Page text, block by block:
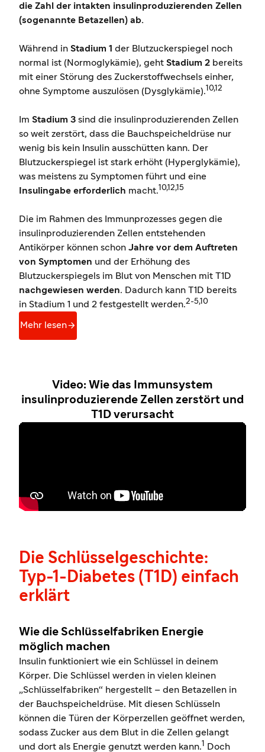
die Zahl der intakten insulinproduzierenden Zellen
(sogenannte Betazellen) ab.
Während in Stadium 1 der Blutzuckerspiegel noch
normal ist (Normoglykämie), geht Stadium 2 bereits
mit einer Störung des Zuckerstoffwechsels einher,
ohne Symptome auszulösen (Dysglykämie).10,12
Im Stadium 3 sind die insulinproduzierenden Zellen
so weit zerstört, dass die Bauchspeicheldrüse nur
wenig bis kein Insulin ausschütten kann. Der
Blutzuckerspiegel ist stark erhöht (Hyperglykämie),
was meistens zu Symptomen führt und eine
Insulingabe erforderlich macht.10,12,15
Die im Rahmen des Immunprozesses gegen die
insulinproduzierenden Zellen entstehenden
Antikörper können schon Jahre vor dem Auftreten
von Symptomen und der Erhöhung des
Blutzuckerspiegels im Blut von Menschen mit T1D
nachgewiesen werden. Dadurch kann T1D bereits
in Stadium 1 und 2 festgestellt werden.2-5,10
Mehr lesen
Video: Wie das Immunsystem
insulinproduzierende Zellen zerstört und
T1D verursacht
Die Schlüsselgeschichte:
Typ-1-Diabetes (T1D) einfach
erklärt
Wie die Schlüsselfabriken Energie
möglich machen
Insulin funktioniert wie ein Schlüssel in deinem
Körper. Die Schlüssel werden in vielen kleinen
„Schlüsselfabriken“ hergestellt – den Betazellen in
der Bauchspeicheldrüse. Mit diesen Schlüsseln
können die Türen der Körperzellen geöffnet werden,
sodass Zucker aus dem Blut in die Zellen gelangt
und dort als Energie genutzt werden kann.1
Doch